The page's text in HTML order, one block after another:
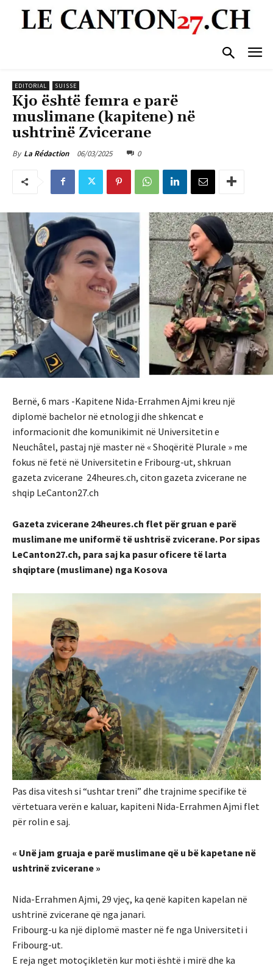
EDITORIAL SUISSE
Kjo është femra e parë
muslimane (kapitene) në
ushtrinë Zvicerane
By La Rédaction 06/03/2025 0
Bernë, 6 mars -Kapitene Nida-Errahmen Ajmi kreu një
diplomë bachelor në etnologji dhe shkencat e
informacionit dhe komunikimit në Universitetin e
Neuchâtel, pastaj një master në « Shoqëritë Plurale » me
fokus në fetë në Universitetin e Fribourg-ut, shkruan
gazeta zvicerane 24heures.ch, citon gazeta zvicerane ne
shqip LeCanton27.ch
Gazeta zvicerane 24heures.ch flet për gruan e parë
muslimane me uniformë të ushtrisë zvicerane. Por sipas
LeCanton27.ch, para saj ka pasur oficere të larta
shqiptare (muslimane) nga Kosova
Pas disa vitesh si “ushtar treni” dhe trajnime specifike të
vërtetuara verën e kaluar, kapiteni Nida-Errahmen Ajmi flet
për rolin e saj.
« Unë jam gruaja e parë muslimane që u bë kapetane në
ushtrinë zvicerane »
Nida-Errahmen Ajmi, 29 vjeç, ka qenë kapiten kapelan në
ushtrinë zvicerane që nga janari.
Fribourg-u ka një diplomë master në fe nga Universiteti i
Fribourg-ut.
E reja nget motoçikletën kur moti është i mirë dhe ka